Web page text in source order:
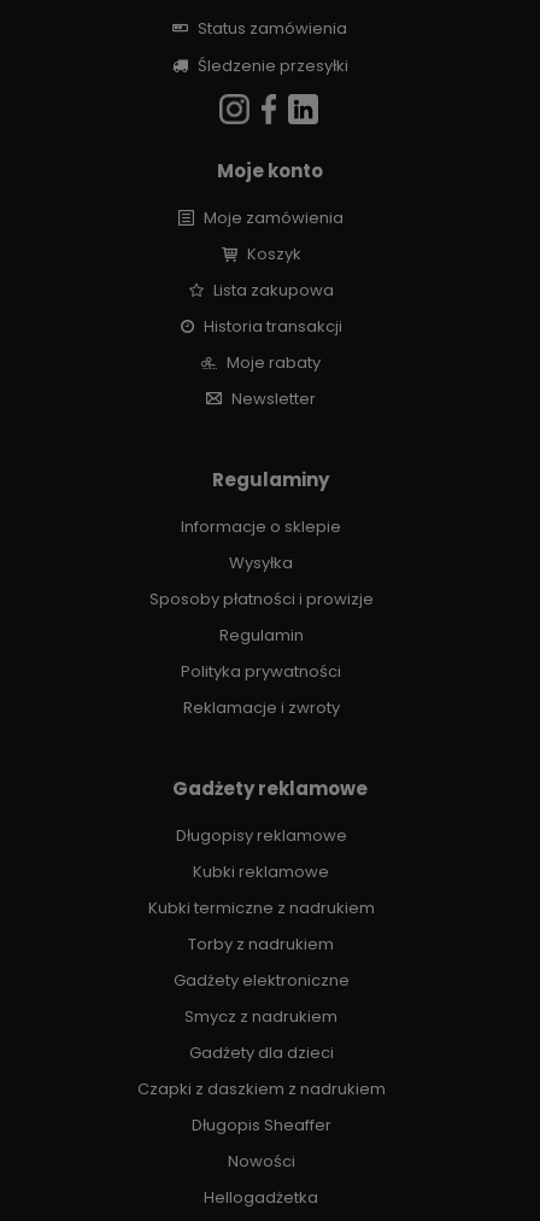
Status zamówienia
Śledzenie przesyłki
Moje konto
Moje zamówienia
Koszyk
Lista zakupowa
Historia transakcji
Moje rabaty
Newsletter
Regulaminy
Informacje o sklepie
Wysyłka
Sposoby płatności i prowizje
Regulamin
Polityka prywatności
Reklamacje i zwroty
Gadżety reklamowe
Długopisy reklamowe
Kubki reklamowe
Kubki termiczne z nadrukiem
Torby z nadrukiem
Gadżety elektroniczne
Smycz z nadrukiem
Gadżety dla dzieci
Czapki z daszkiem z nadrukiem
Długopis Sheaffer
Nowości
Hellogadżetka